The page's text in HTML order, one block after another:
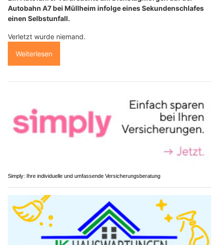
Autobahn A7 bei Müllheim infolge eines Sekundenschlafes
einen Selbstunfall.
Verletzt wurde niemand.
Weiterlesen
Simply: Ihre individuelle und umfassende Versicherungsberatung